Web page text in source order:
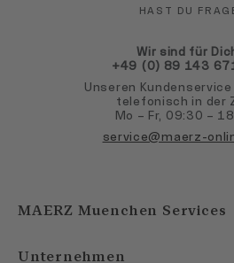
HAST DU
Wir sind für
+49 (0) 89 143
Unseren
telefonisch in der
Mo – Fr, 09:30 –
service@maerz-
MAERZ Muenchen Services
Unternehmen